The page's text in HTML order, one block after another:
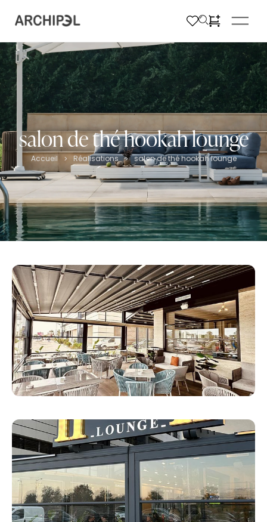
salon de thé hookah lounge
Accueil > Réalisations > salon de thé hookah lounge